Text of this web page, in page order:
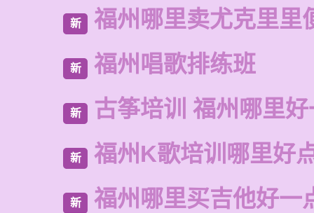
新 福州哪里卖尤克里里
新 福州唱歌排练班
新 古筝培训 福州哪里
新 福州K歌培训哪里好
新 福州哪里买吉他好一